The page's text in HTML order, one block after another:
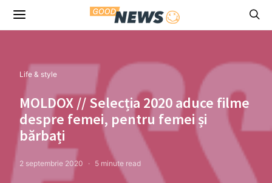
Life & style
MOLDOX // Selecția 2020 aduce filme
despre femei, pentru femei și
bărbați
2 septembrie 2020 5 minute read